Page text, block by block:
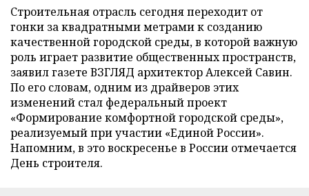
Строительная отрасль сегодня переходит от
гонки за квадратными метрами к созданию
качественной городской среды, в которой важную
роль играет развитие общественных пространств,
заявил газете ВЗГЛЯД архитектор Алексей Савин.
По его словам, одним из драйверов этих
изменений стал федеральный проект
«Формирование комфортной городской среды»,
реализуемый при участии «Единой России».
Напомним, в это воскресенье в России отмечается
День строителя.